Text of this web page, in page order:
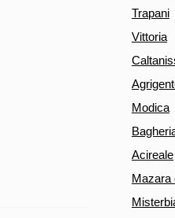
Trapani
Vittoria
Modica
Acireale
Mazara